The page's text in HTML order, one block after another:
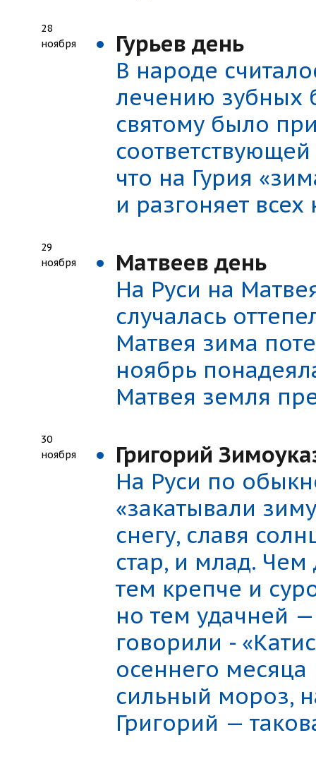
28
ноября
Гурьев день
В народе
лечению зубных
святому было
что на Гурия
и разгоняет всех
29
ноября
Матвеев день
На Руси на
случалась
Матвея зима
ноябрь
Матвея земля
30
ноября
Григорий
На Руси по
«закатывали
снегу, славя
стар, и млад. Чем
тем крепче и
но тем удачней
говорили -
осеннего
сильный мороз,
Григорий —